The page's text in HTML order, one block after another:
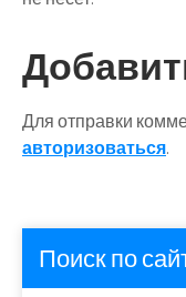
Для отправки
авторизоваться.
Поиск по